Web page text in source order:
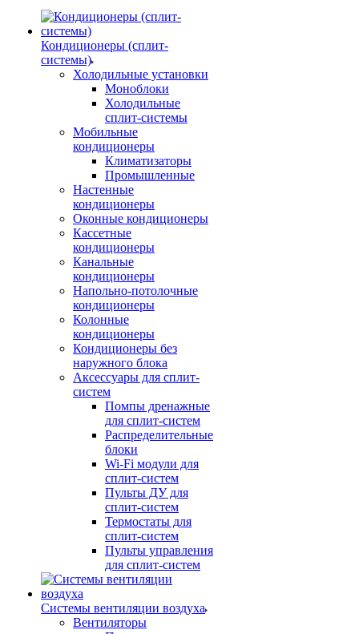
Кондиционеры (сплит-
системы)
Холодильные установки
Моноблоки
Холодильные
сплит-системы
Мобильные
кондиционеры
Климатизаторы
Промышленные
Настенные
кондиционеры
Оконные кондиционеры
Кассетные
кондиционеры
Канальные
кондиционеры
Напольно-потолочные
кондиционеры
Колонные
кондиционеры
Кондиционеры без
наружного блока
Аксессуары для сплит-
систем
Помпы дренажные
для сплит-систем
Распределительные
блоки
Wi-Fi модули для
сплит-систем
Пульты ДУ для
сплит-систем
Термостаты для
сплит-систем
Пульты управления
для сплит-систем
Системы вентиляции воздуха
Вентиляторы